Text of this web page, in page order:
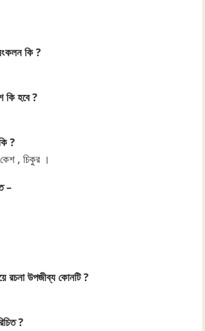
কি ?
কি হবে ?
?
, চিকুর ।
–
রচনা উপজীব্য কোনটি ?
?